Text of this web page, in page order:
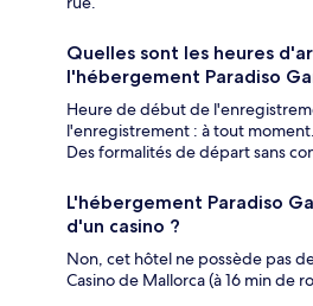
Quelles sont les heures
l'hébergement Paradiso
Heure de début de
l'enregistrement : à tout
Des formalités de départ sans
L'hébergement Paradiso
d'un casino ?
Non, cet hôtel ne possède pas
Casino de Mallorca (à 16 min de